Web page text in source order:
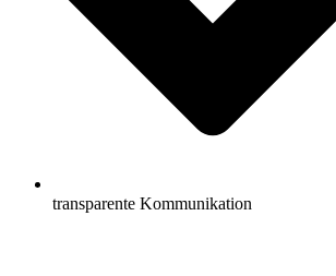
transparente Kommunikation